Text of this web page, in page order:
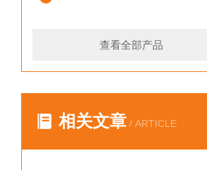
查看全部产品
相关文章 / ARTICLE